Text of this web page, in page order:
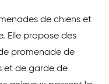
de chiens et
Elle propose des
promenade de
et de garde de